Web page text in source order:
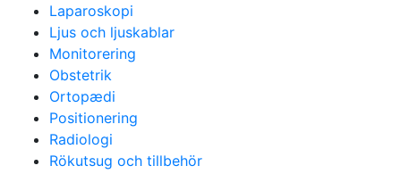
Laparoskopi
Ljus och ljuskablar
Monitorering
Obstetrik
Ortopædi
Positionering
Radiologi
Rökutsug och tillbehör